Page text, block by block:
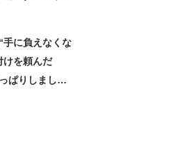
手に負えなくな
を頼んだ
りしました